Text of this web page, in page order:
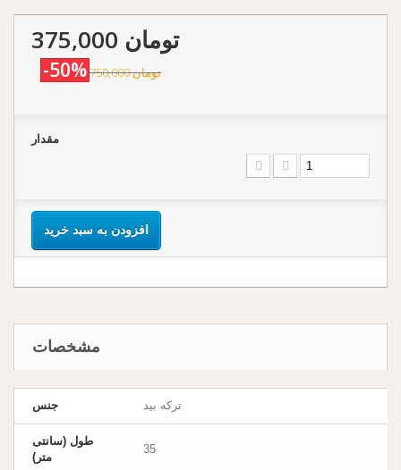
375,000 تومان
-50% 750,000 تومان
مقدار
افزودن به سبد خرید
مشخصات
جنس ترکه بید
طول (سانتی
متر)
35